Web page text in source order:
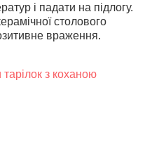
і падати на підлогу.
столового
враження.
з коханою